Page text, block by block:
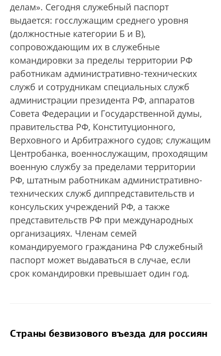
делам». Сегодня служебный паспорт
выдается: госслужащим среднего уровня
(должностные категории Б и В),
сопровождающим их в служебные
командировки за пределы территории РФ
работникам административно-технических
служб и сотрудникам специальных служб
администрации президента РФ, аппаратов
Совета Федерации и Государственной думы,
правительства РФ, Конституционного,
Верховного и Арбитражного судов; служащим
Центробанка, военнослужащим, проходящим
военную службу за пределами территории
РФ, штатным работникам административно-
технических служб диппредставительств и
консульских учреждений РФ, а также
представительств РФ при международных
организациях. Членам семей
командируемого гражданина РФ служебный
паспорт может выдаваться в случае, если
срок командировки превышает один год.
Страны безвизового въезда для россиян